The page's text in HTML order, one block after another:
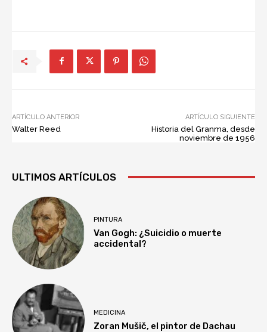
ARTÍCULO ANTERIOR
Walter Reed
ARTÍCULO SIGUIENTE
Historia del Granma, desde
noviembre de 1956
ULTIMOS ARTÍCULOS
PINTURA
Van Gogh: ¿Suicidio o muerte
accidental?
MEDICINA
Zoran Mušič, el pintor de Dachau